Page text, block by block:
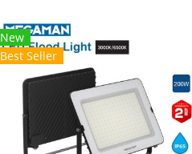
New
Best Seller